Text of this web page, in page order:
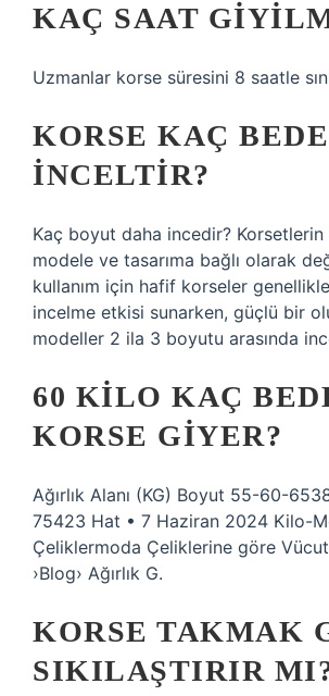
KAÇ SAAT
Uzmanlar korse süresini 8 saatle
KORSE KAÇ
INCELTIR?
Kaç boyut daha incedir? Korsetlerin
modele ve tasarıma bağlı olarak
kullanım için hafif korseler
incelme etkisi sunarken, güçlü bir
modeller 2 ila 3 boyutu arasında
60 KILO KAÇ
KORSE GIYER?
Ağırlık Alanı (KG) Boyut 55-60-
75423 Hat • 7 Haziran 2024 Kilo-
Çeliklermoda Çeliklerine göre
›Blog› Ağırlık G.
KORSE TAKMAK
SIKILAŞTIRIR